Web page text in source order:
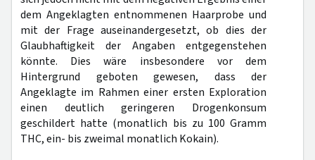
dem Angeklagten entnommenen Haarprobe und
mit der Frage auseinandergesetzt, ob dies der
Glaubhaftigkeit der Angaben entgegenstehen
könnte. Dies wäre insbesondere vor dem
Hintergrund geboten gewesen, dass der
Angeklagte im Rahmen einer ersten Exploration
einen deutlich geringeren Drogenkonsum
geschildert hatte (monatlich bis zu 100 Gramm
THC, ein- bis zweimal monatlich Kokain).